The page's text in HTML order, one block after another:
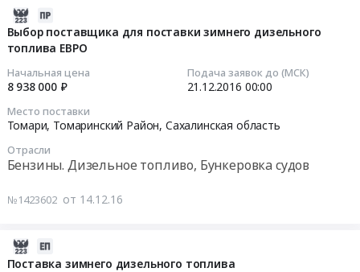
1300)
Выбор поставщика для поставки зимнего дизельного
топлива ЕВРО
Начальная цена
8 938 000 ₽
Подача заявок до (МСК)
21.12.2016 00:00
Место поставки
Томари, Томаринский Район, Сахалинская область
Отрасли
Бензины. Дизельное топливо, Бункеровка судов
№1423602 от 14.12.16
Поставка зимнего дизельного топлива